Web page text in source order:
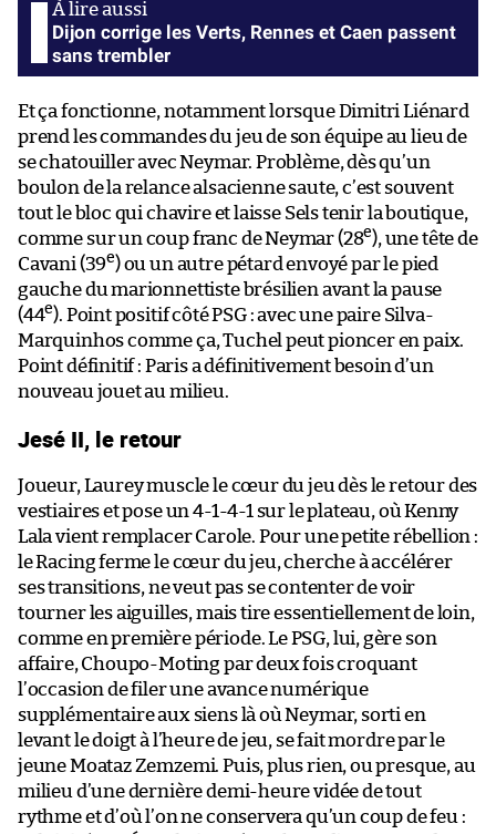
Dijon corrige les Verts, Rennes et Caen passent
sans trembler
Et ça fonctionne, notamment lorsque Dimitri Liénard
prend les commandes du jeu de son équipe au lieu de
se chatouiller avec Neymar. Problème, dès qu’un
boulon de la relance alsacienne saute, c’est souvent
tout le bloc qui chavire et laisse Sels tenir la boutique,
comme sur un coup franc de Neymar (28e), une tête de
Cavani (39e) ou un autre pétard envoyé par le pied
gauche du marionnettiste brésilien avant la pause
(44e). Point positif côté PSG : avec une paire Silva-
Marquinhos comme ça, Tuchel peut pioncer en paix.
Point définitif : Paris a définitivement besoin d’un
nouveau jouet au milieu.
Jesé II, le retour
Joueur, Laurey muscle le cœur du jeu dès le retour des
vestiaires et pose un 4-1-4-1 sur le plateau, où Kenny
Lala vient remplacer Carole. Pour une petite rébellion :
le Racing ferme le cœur du jeu, cherche à accélérer
ses transitions, ne veut pas se contenter de voir
tourner les aiguilles, mais tire essentiellement de loin,
comme en première période. Le PSG, lui, gère son
affaire, Choupo-Moting par deux fois croquant
l’occasion de filer une avance numérique
supplémentaire aux siens là où Neymar, sorti en
levant le doigt à l’heure de jeu, se fait mordre par le
jeune Moataz Zemzemi. Puis, plus rien, ou presque, au
milieu d’une dernière demi-heure vidée de tout
rythme et d’où l’on ne conservera qu’un coup de feu :